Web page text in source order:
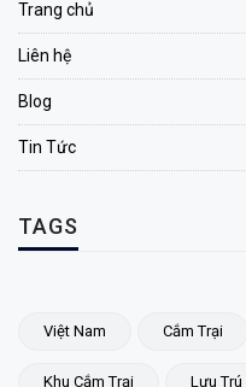
Trang chủ
Liên hệ
Blog
Tin Tức
TAGS
Việt Nam Cắm Trại
Khu Cắm Trại Lưu Trú